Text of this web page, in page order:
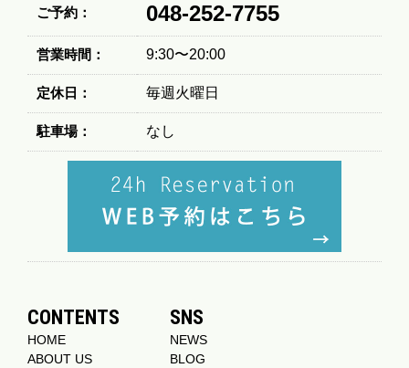
ご予約： 048-252-7755
営業時間： 9:30〜20:00
定休日： 毎週火曜日
駐車場： なし
CONTENTS
HOME
ABOUT US
SNS
NEWS
BLOG